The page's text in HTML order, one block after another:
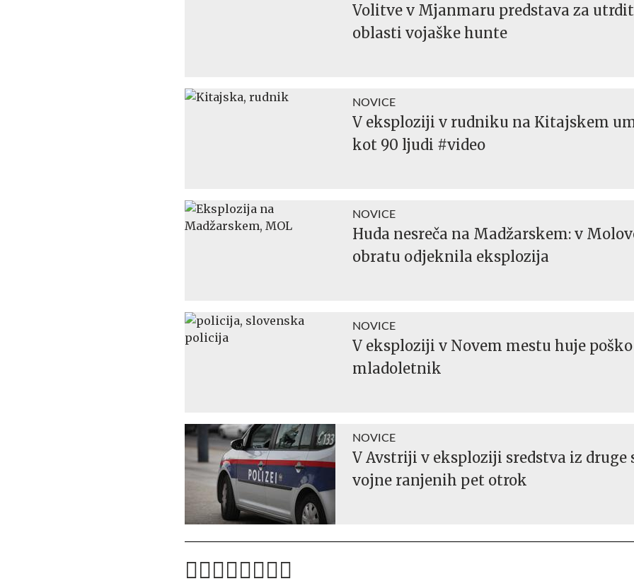
Volitve v Mjanmaru predstava za
oblasti vojaške hunte
NOVICE
V eksploziji v rudniku na Kitajskem
kot 90 ljudi #video
NOVICE
Huda nesreča na Madžarskem: v
obratu odjeknila eksplozija
NOVICE
V eksploziji v Novem mestu huje
mladoletnik
NOVICE
V Avstriji v eksploziji sredstva iz druge
vojne ranjenih pet otrok